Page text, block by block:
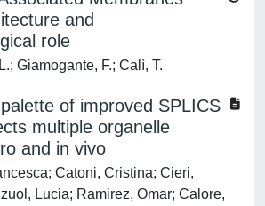
and
role
Giamogante, F.; Calì, T.
of improved SPLICS
multiple organelle
and in vivo
Catoni, Cristina; Cieri,
Lucia; Ramirez, Omar; Calore,